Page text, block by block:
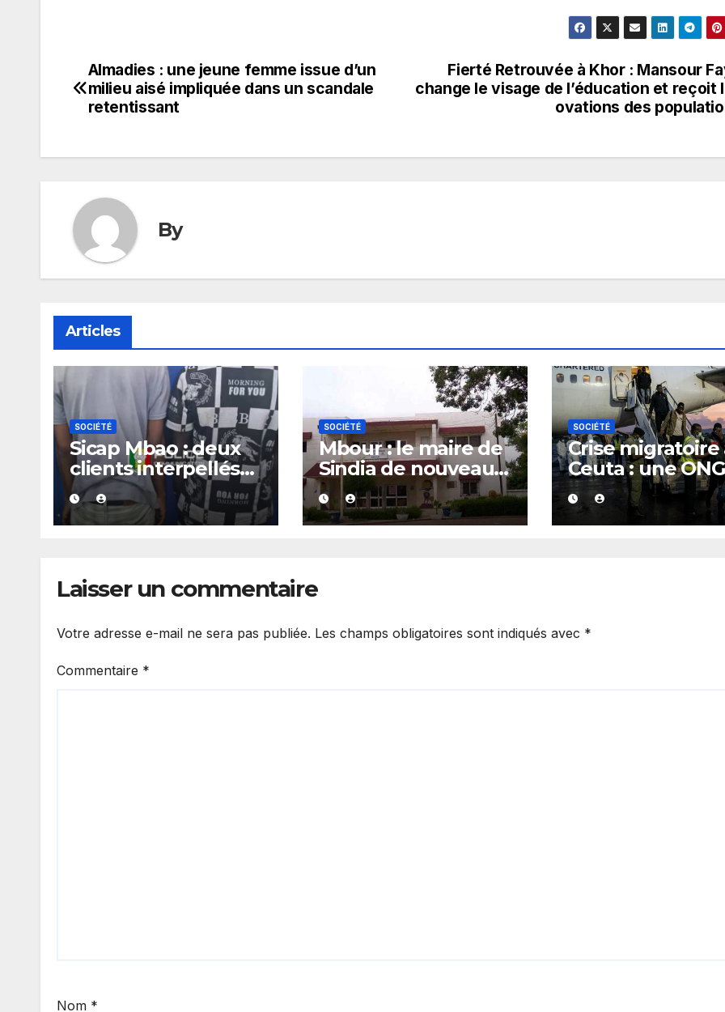
Navigation
de
Fierté Retrouvée à Khor : Mansour
change le visage de l’éducation et reçoit
ovations des
Almadies : une jeune femme issue d’un
milieu aisé impliquée dans un scandale
retentissant
By
Articles
SOCIÉTÉ
Sicap Mbao : deux
clients interpellés
avec du kush lors
d’un contrôle de
police dans un bar
SOCIÉTÉ
Mbour : le maire de
Sindia de nouveau
arrêté
SOCIÉTÉ
Crise migratoire
Ceuta : une ONG
marocaine met
cause les
responsabilités
Laisser un commentaire
Votre adresse e-mail ne sera pas publiée. Les champs obligatoires sont indiqués avec *
Commentaire *
Nom *